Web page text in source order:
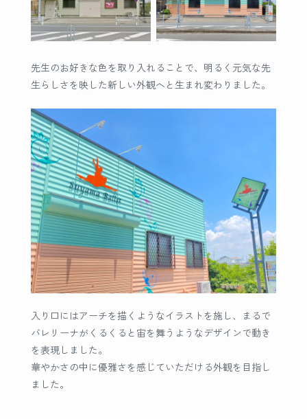
先生のお好きな色を取り入れることで、明るく元気な先
生らしさを映した新しい外観へと生まれ変わりました。
入り口にはアーチを描くようなイラストを施し、まるで
バレリーナがくるくると宙を舞うようなデザインで動き
を表現しました。
華やかさの中に優雅さを感じていただける外観を目指し
ました。